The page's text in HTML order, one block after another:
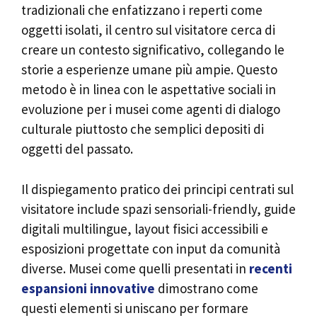
tradizionali che enfatizzano i reperti come
oggetti isolati, il centro sul visitatore cerca di
creare un contesto significativo, collegando le
storie a esperienze umane più ampie. Questo
metodo è in linea con le aspettative sociali in
evoluzione per i musei come agenti di dialogo
culturale piuttosto che semplici depositi di
oggetti del passato.
Il dispiegamento pratico dei principi centrati sul
visitatore include spazi sensoriali-friendly, guide
digitali multilingue, layout fisici accessibili e
esposizioni progettate con input da comunità
diverse. Musei come quelli presentati in recenti
espansioni innovative dimostrano come
questi elementi si uniscano per formare